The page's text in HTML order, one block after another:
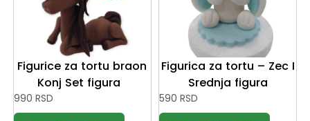
Figurice za tortu braon
Konj Set figura
990 RSD
Figurica za tortu – Zec I
Srednja figura
590 RSD